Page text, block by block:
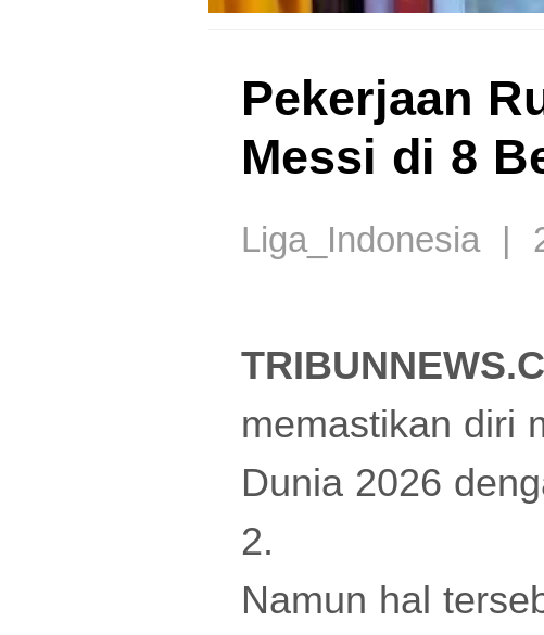
Pekerjaan
Messi di 8
Liga_Indonesia |
memastikan diri
Dunia 2026
2.
Namun hal